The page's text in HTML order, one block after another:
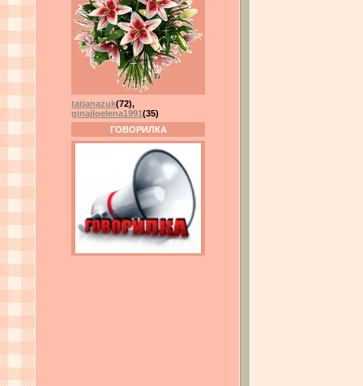
tatjanazuk(72),
ginajloelena1991 (35)
ГОВОРИЛКА